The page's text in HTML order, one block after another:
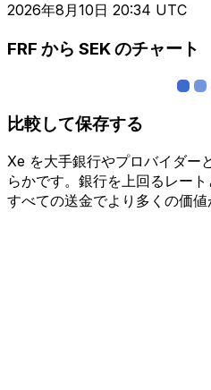
2026年8月10日 20:34 UTC
FRF から SEK のチャート
比較して保存する
Xe を大手銀行やプロバイダー
らかです。銀行を上回るレート
すべての送金でより多くの価値